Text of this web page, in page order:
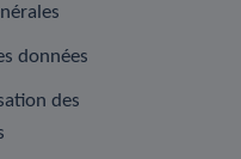
données
des